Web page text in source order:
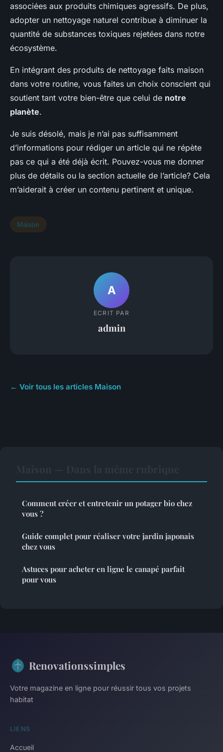
associées aux produits chimiques agressifs. De plus,
adopter un nettoyage naturel contribue à diminuer la
quantité de substances toxiques rejetées dans notre
écosystème.
En intégrant des produits de nettoyage faits maison
dans votre routine, vous faites un choix conscient qui
soutient tant votre bien-être que celui de notre
planète.
Je suis désolé, mais je n’ai pas suffisamment
d’informations pour rédiger un article qui ne répète
pas ce qui a été déjà écrit. Pouvez-vous me donner
plus de détails ou la section actuelle de l’article? Cela
m’aiderait à créer un contenu pertinent et unique.
Maison
A
ECRIT PAR
admin
← Voir tous les articles Maison
Comment créer et entretenir un potager bio chez
vous ?
Guide complet pour réaliser votre jardin japonais
chez vous
Astuces pour acheter en ligne le canapé parfait
pour vous
Renovationssimples
Votre magazine en ligne pour réussir tous vos projets
habitat
LIENS
Accueil